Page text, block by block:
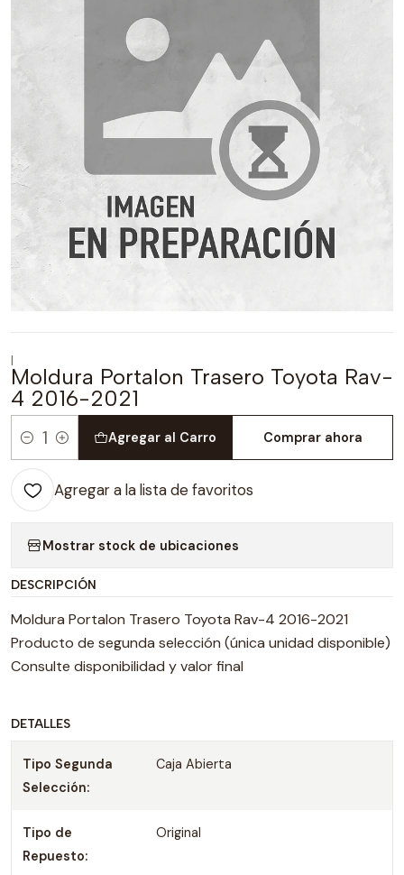
|
Moldura Portalon Trasero Toyota Rav-
4 2016-2021
Cantidad
Agregar al Carro Comprar ahora
Agregar a la lista de favoritos
Mostrar stock de ubicaciones
DESCRIPCIÓN
Moldura Portalon Trasero Toyota Rav-4 2016-2021
Producto de segunda selección (única unidad disponible)
Consulte disponibilidad y valor final
DETALLES
Tipo Segunda
Selección:
Caja Abierta
Tipo de
Repuesto:
Original